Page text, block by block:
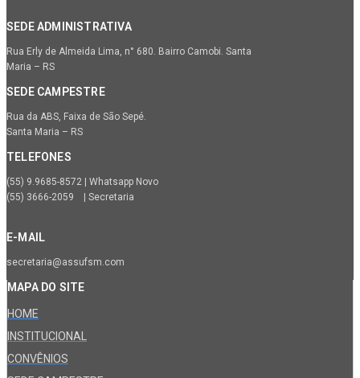
SEDE ADMINISTRATIVA
Rua Erly de Almeida Lima, n° 680. Bairro Camobi. Santa
Maria – RS
SEDE CAMPESTRE
Rua da ABS, Faixa de São Sepé.
Santa Maria – RS
TELEFONES
(55) 9.9685-8572 | Whatsapp Novo
(55) 3666-2059 | Secretaria
E-MAIL
secretaria@assufsm.com
MAPA DO SITE
HOME
INSTITUCIONAL
CONVÊNIOS